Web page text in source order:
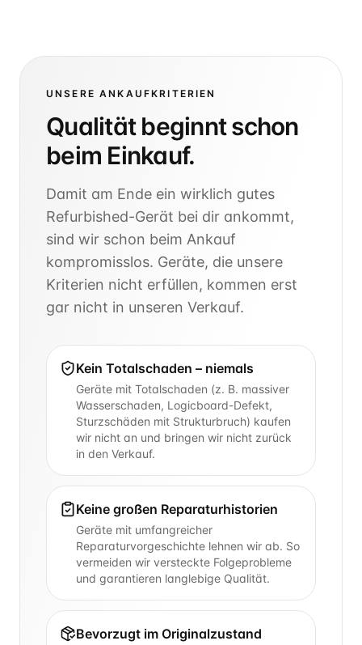
UNSERE ANKAUFKRITERIEN
Qualität beginnt schon
beim Einkauf.
Damit am Ende ein wirklich gutes
Refurbished-Gerät bei dir ankommt,
sind wir schon beim Ankauf
kompromisslos. Geräte, die unsere
Kriterien nicht erfüllen, kommen erst
gar nicht in unseren Verkauf.
Kein Totalschaden – niemals
Geräte mit Totalschaden (z. B. massiver
Wasserschaden, Logicboard-Defekt,
Sturzschäden mit Strukturbruch) kaufen
wir nicht an und bringen wir nicht zurück
in den Verkauf.
Keine großen Reparaturhistorien
Geräte mit umfangreicher
Reparaturvorgeschichte lehnen wir ab. So
vermeiden wir versteckte Folgeprobleme
und garantieren langlebige Qualität.
Bevorzugt im Originalzustand